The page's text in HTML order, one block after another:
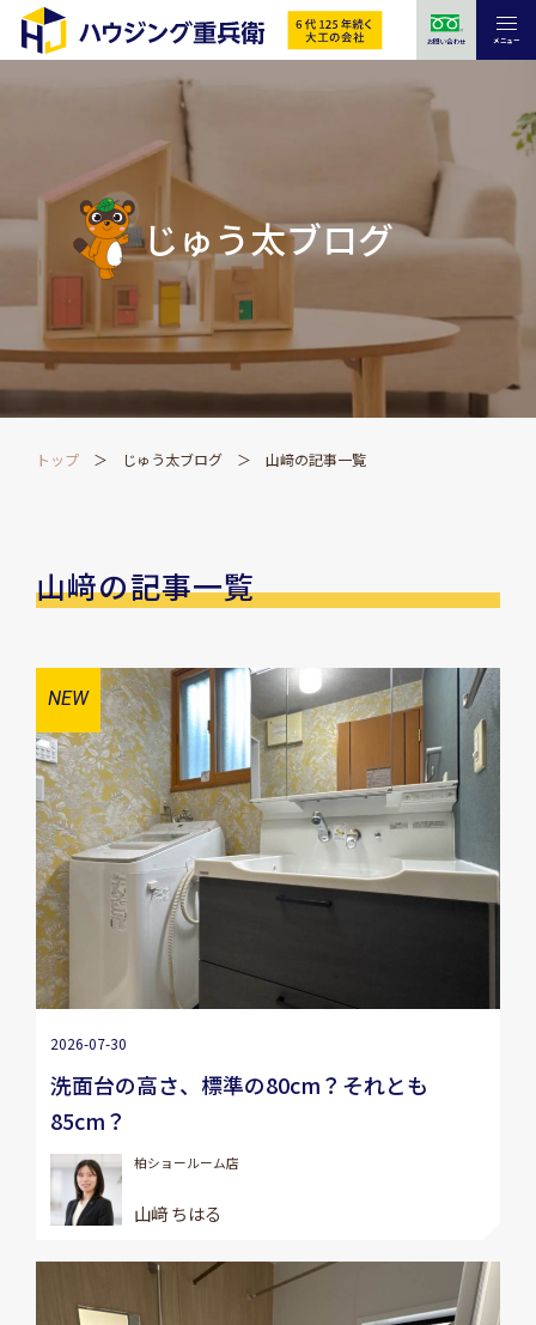
お問い合わせ メニュー
じゅう太ブログ
トップ じゅう太ブログ 山﨑の記事一覧
山﨑の記事一覧
2026-07-30
洗面台の高さ、標準の80cm？それとも
85cm？
柏ショールーム店
山﨑 ちはる